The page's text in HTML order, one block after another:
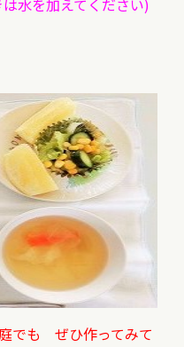
水を加えてください)
でも ぜひ作ってみて